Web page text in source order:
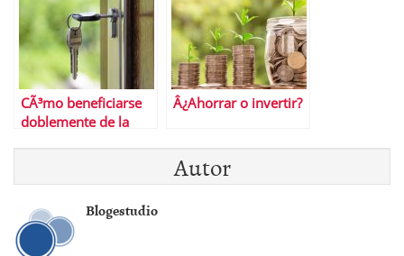
CÃ³mo beneficiarse
doblemente de la
Â¿Ahorrar o invertir?
Autor
Blogestudio